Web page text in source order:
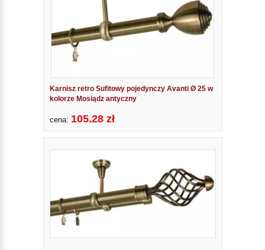
Karnisz retro Sufitowy pojedynczy Avanti Ø 25 w
kolorze Mosiądz antyczny
cena: 105.28 zł